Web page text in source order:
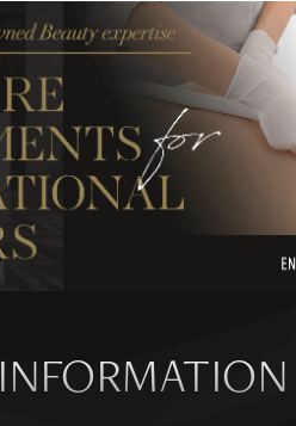
INFORMATION